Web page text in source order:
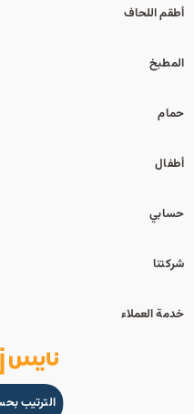
الترتيب
أطقم اللحاف
المطبخ
حمام
أطفال
حسابي
شركتنا
خدمة العملاء